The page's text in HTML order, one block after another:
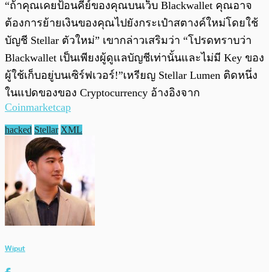
“ถ้าคุณเคยป้อนคีย์ของคุณบนเว็บ Blackwallet คุณอาจ
ต้องการย้ายเงินของคุณไปยังกระเป๋าสตางค์ใหม่โดยใช้
บัญชี Stellar ตัวใหม่” เขากล่าวเสริมว่า “โปรดทราบว่า
Blackwallet เป็นเพียงผู้ดูแลบัญชีเท่านั้นและไม่มี Key ของ
ผู้ใช้เก็บอยู่บนเซิร์ฟเวอร์!”เหรียญ Stellar Lumen ติดหนึ่ง
ในแปดของของ Cryptocurrency อ้างอิงจาก
Coinmarketcap
hacked Stellar XML
Wiput